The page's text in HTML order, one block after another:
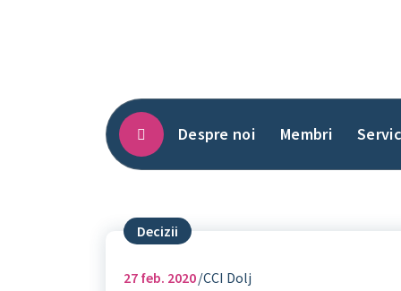
Despre noi Membri
Decizii
27 feb. 2020 CCI Dolj